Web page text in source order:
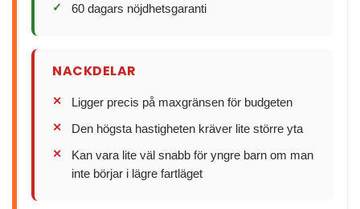
60 dagars nöjdhetsgaranti
NACKDELAR
Ligger precis på maxgränsen för budgeten
Den högsta hastigheten kräver lite större yta
Kan vara lite väl snabb för yngre barn om man
inte börjar i lägre fartläget